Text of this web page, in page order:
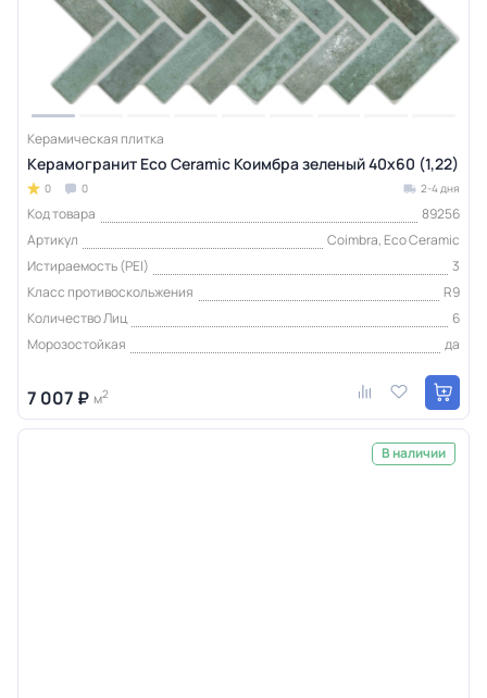
Керамическая плитка
Керамогранит Eco Ceramic Коимбра зеленый 40x60 (1,22)
0 0 2-4 дня
Код товара
89256
Артикул
Coimbra, Eco Ceramic
Истираемость (PEI)
3
Класс противоскольжения
R9
Количество Лиц
6
Морозостойкая
да
7 007 ₽ м2
В наличии